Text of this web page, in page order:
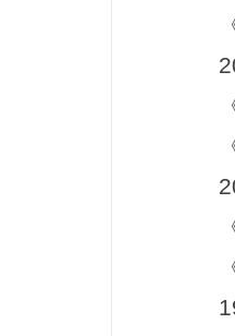
《
《
《
《
《